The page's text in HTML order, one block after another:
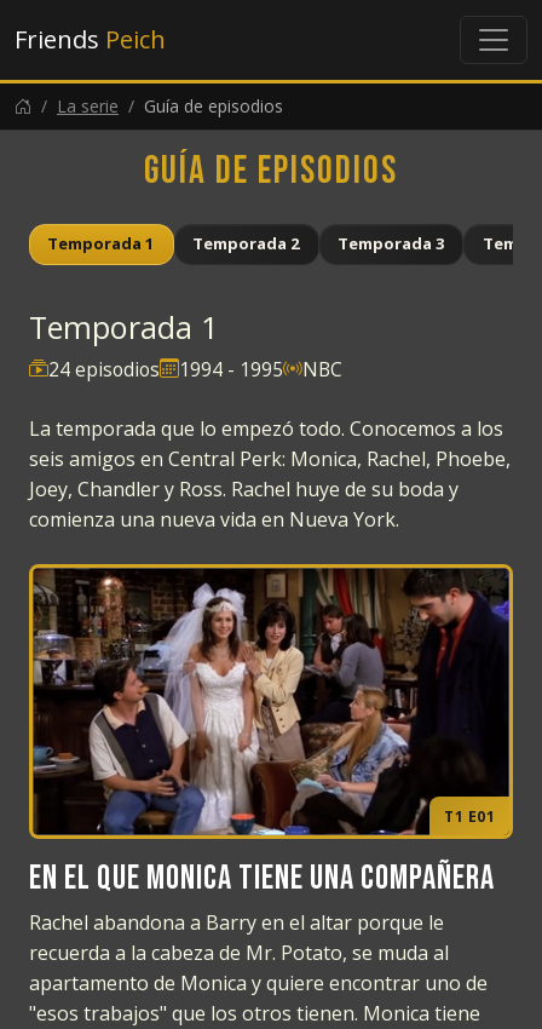
Friends Peich
La serie Guía de episodios
Guía de episodios
Temporada 1 Temporada 2 Temporada 3
Temporada 1
24 episodios 1994 - 1995 NBC
La temporada que lo empezó todo. Conocemos a los
seis amigos en Central Perk: Monica, Rachel, Phoebe,
Joey, Chandler y Ross. Rachel huye de su boda y
comienza una nueva vida en Nueva York.
T1 E01
En el que Monica tiene una compañera
Rachel abandona a Barry en el altar porque le
recuerda a la cabeza de Mr. Potato, se muda al
apartamento de Monica y quiere encontrar uno de
"esos trabajos" que los otros tienen. Monica tiene